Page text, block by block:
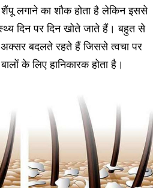
शैंपू लगाने का शौक होता है लेकिन इससे
दिन पर दिन खोते जाते हैं। बहुत से
बदलते रहते हैं जिससे त्वचा पर
के लिए हानिकारक होता है।